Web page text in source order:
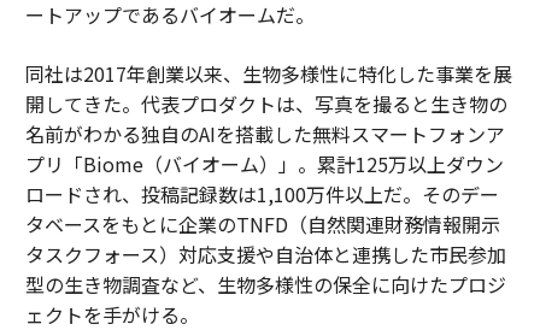
ートアップであるバイオームだ。
同社は2017年創業以来、生物多様性に特化した事業を展
開してきた。代表プロダクトは、写真を撮ると生き物の
名前がわかる独自のAIを搭載した無料スマートフォンア
プリ「Biome（バイオーム）」。累計125万以上ダウン
ロードされ、投稿記録数は1,100万件以上だ。そのデー
タベースをもとに企業のTNFD（自然関連財務情報開示
タスクフォース）対応支援や自治体と連携した市民参加
型の生き物調査など、生物多様性の保全に向けたプロジ
ェクトを手がける。